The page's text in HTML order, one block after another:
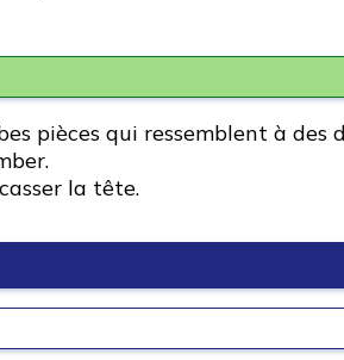
pièces qui ressemblent à des
la tête.